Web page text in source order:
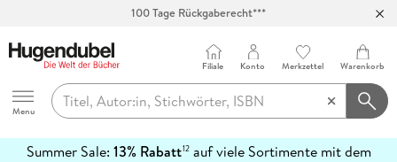
100 Tage Rückgaberecht***
Hugendubel
Menu
Filiale Konto Merkzettel Warenkorb
Summer Sale: 13% Rabatt12auf viele Sortimente mit dem